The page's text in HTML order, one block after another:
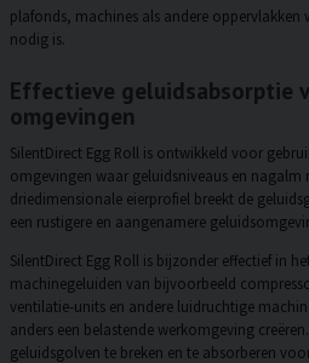
plafonds, machines als andere oppervlakken
nodig is.
Effectieve geluidsabsorptie
omgevingen
SilentDirect Egg Roll is ontwikkeld voor
omgevingen waar geluidsniveaus en nagalm
driedimensionale eierprofiel breekt de
een rustigere en aangenamere
SilentDirect Egg Roll is bijzonder effectief in
machinegeluiden van bijvoorbeeld
ventilatie-units en andere luidruchtige
anders een belastende werkomgeving
geluidsgolven te breken en te absorberen